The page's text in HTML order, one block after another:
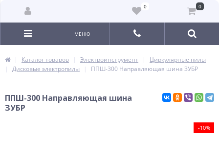
0 0
МЕНЮ
Каталог товаров Электроинструмент
Циркулярные пилы
Дисковые электропилы
ППШ-300 Направляющая шина ЗУБР
ППШ-300 Направляющая шина
ЗУБР
-10%